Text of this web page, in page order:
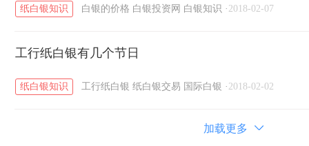
纸白银知识 白银的价格 白银投资网 白银知识 · 2018-02-07
工行纸白银有几个节日
纸白银知识 工行纸白银 纸白银交易 国际白银 · 2018-02-02
加载更多